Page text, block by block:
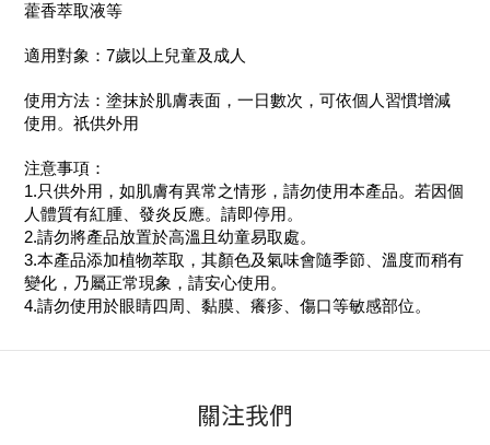
藿香萃取液等
適用對象：7歲以上兒童及成人
使用方法：塗抹於肌膚表面，一日數次，可依個人習慣增減
使用。祇供外用
注意事項：
1.只供外用，如肌膚有異常之情形，請勿使用本產品。若因個
人體質有紅腫、發炎反應。請即停用。
2.請勿將產品放置於高溫且幼童易取處。
3.本產品添加植物萃取，其顏色及氣味會隨季節、溫度而稍有
變化，乃屬正常現象，請安心使用。
4.請勿使用於眼睛四周、黏膜、癢疹、傷口等敏感部位。
關注我們